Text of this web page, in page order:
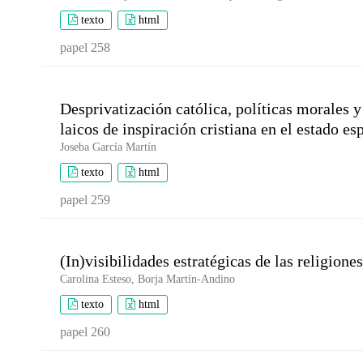
texto html
papel 258
Desprivatización católica, políticas morales
laicos de inspiración cristiana en el estado
Joseba García Martín
texto html
papel 259
(In)visibilidades estratégicas de las
Carolina Esteso, Borja Martín-Andino
texto html
papel 260